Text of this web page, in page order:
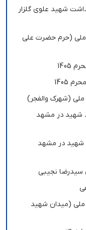
شهید علوی گلزار
(حرم حضرت علی
(شهرک والفجر)
شهید در مشهد
شهید در مشهد
سیدرضا نجیبی
(میدان شهید